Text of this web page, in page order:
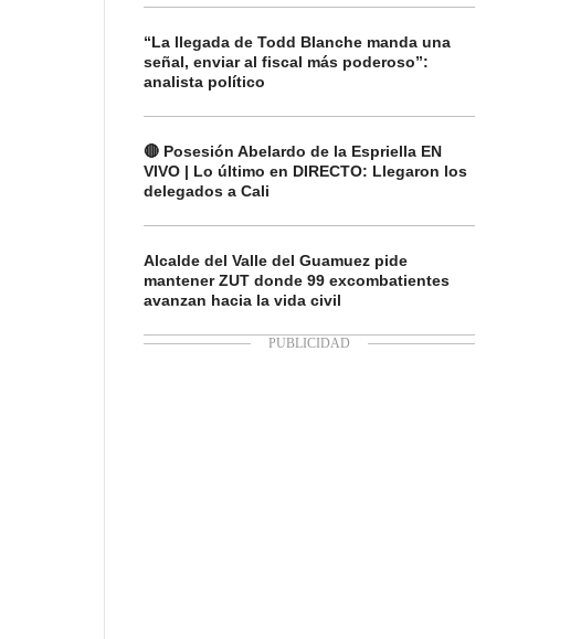
“La llegada de Todd Blanche manda una
señal, enviar al fiscal más poderoso”:
analista político
🔴 Posesión Abelardo de la Espriella EN
VIVO | Lo último en DIRECTO: Llegaron los
delegados a Cali
Alcalde del Valle del Guamuez pide
mantener ZUT donde 99 excombatientes
avanzan hacia la vida civil